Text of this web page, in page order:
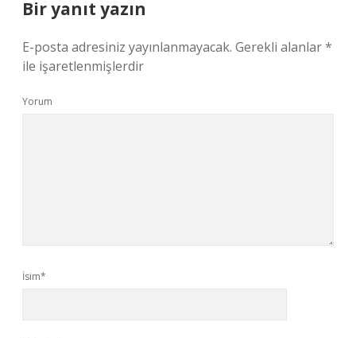
Bir yanıt yazın
E-posta adresiniz yayınlanmayacak. Gerekli alanlar*
ile işaretlenmişlerdir
Yorum
İsim*